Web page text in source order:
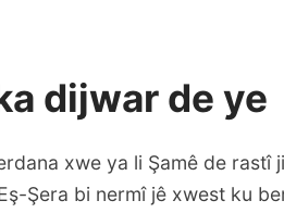
dijwar de ye
xwe ya li Şamê de rastî
Şera bi nermî jê xwest ku